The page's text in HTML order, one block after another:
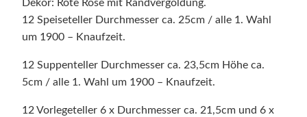
Dekor: Rote Rose mit Randvergoldung.
12 Speiseteller Durchmesser ca. 25cm / alle 1. Wahl
um 1900 – Knaufzeit.
12 Suppenteller Durchmesser ca. 23,5cm Höhe ca.
5cm / alle 1. Wahl um 1900 – Knaufzeit.
12 Vorlegeteller 6 x Durchmesser ca. 21,5cm und 6 x